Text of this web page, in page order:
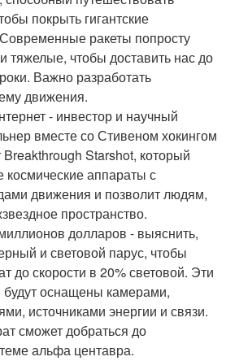
покрыть гигантские
ракеты попросту
чтобы доставить нас до
Важно разработать
движения.
- инвестор и научный
вместе со Стивеном хокингом
Starshot, который
аппараты с
движения и позволит людям,
пространство.
долларов - выяснить,
и световой парус, чтобы
до скорости в 20% световой. Эти
оснащены камерами,
источниками энергии и связи.
сможет добраться до
альфа центавра.